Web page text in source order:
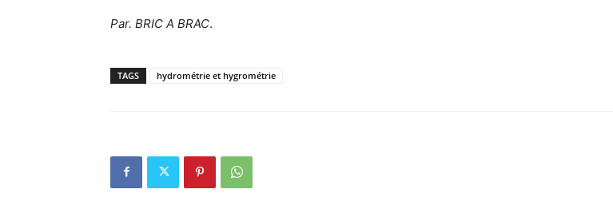
Par. BRIC A BRAC.
TAGS hydrométrie et hygrométrie